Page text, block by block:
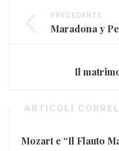
PRECEDENTE
Il
ARTICOLI
Mozart e “Il Flauto